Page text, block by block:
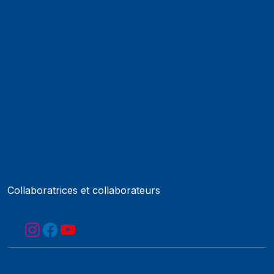
Collaboratrices et collaborateurs